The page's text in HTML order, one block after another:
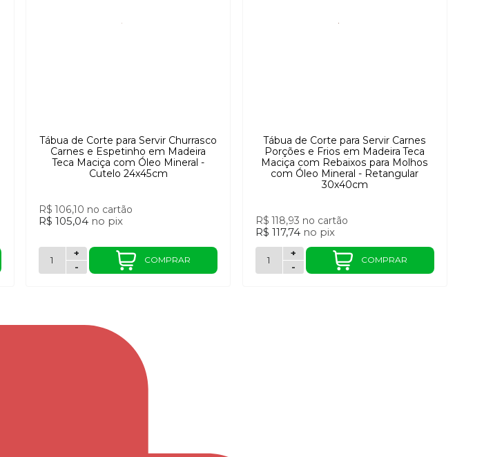
Tábua de Corte para Servir Churrasco
Carnes e Espetinho em Madeira
Teca Maciça com Óleo Mineral -
Cutelo 24x45cm
R$ 106,10 no cartão
R$ 105,04 no pix
-
+
COMPRAR
Tábua de Corte para Servir Carnes
Porções e Frios em Madeira Teca
Maciça com Rebaixos para Molhos
com Óleo Mineral - Retangular
30x40cm
R$ 118,93 no cartão
R$ 117,74 no pix
-
+
COMPRAR